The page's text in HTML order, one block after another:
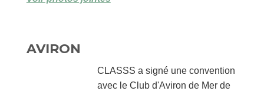
AVIRON
CLASSS a signé une convention
avec le Club d'Aviron de Mer de